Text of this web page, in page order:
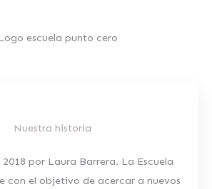
Nuestra historia
por Laura Barrera. La Escuela
con el objetivo de acercar a nuevos